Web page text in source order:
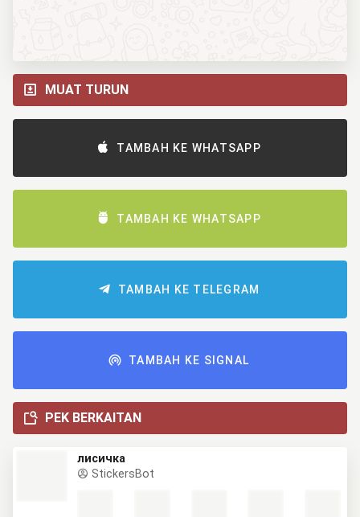
MUAT TURUN
TAMBAH KE WHATSAPP
TAMBAH KE WHATSAPP
TAMBAH KE TELEGRAM
TAMBAH KE SIGNAL
PEK BERKAITAN
лисичка
StickersBot